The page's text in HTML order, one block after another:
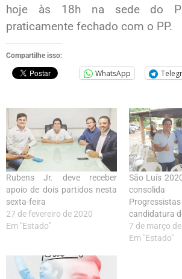
hoje às 18h na sede do
praticamente fechado com o PP.
Compartilhe isso:
WhatsApp
Rubens Jr. deve receber
apoio de dois partidos nesta
sexta-feira
27 de fevereiro de 2020
Em "Estado"
São Luís
candidatura
7 de março
Em "Estado"